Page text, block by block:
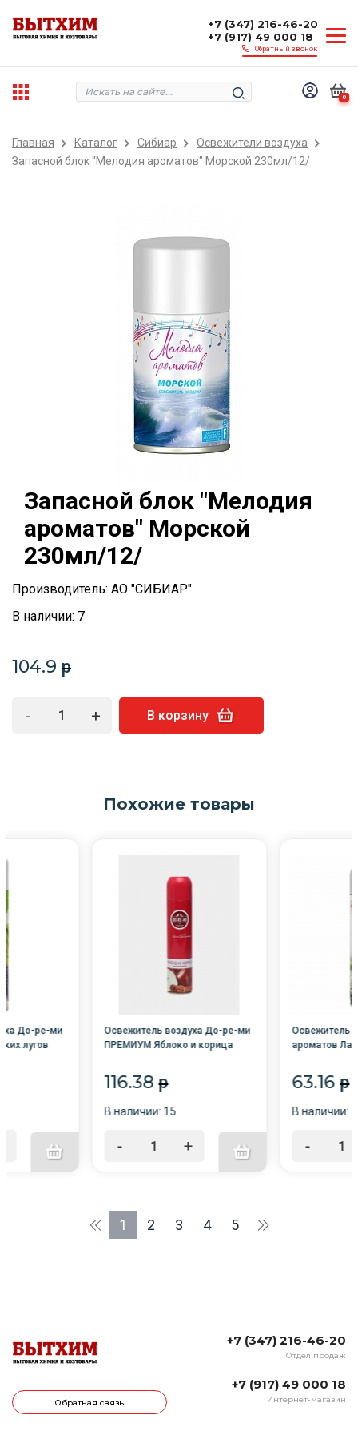
+7 (347) 216-46-20
+7 (917) 49 000 18
Обратный звонок
0
Главная Каталог Сибиар
Освежители воздуха
Запасной блок "Мелодия ароматов" Морской 230мл/12/
Запасной блок "Мелодия
ароматов" Морской
230мл/12/
Производитель: АО "СИБИАР"
В наличии: 7
104.9 p
- + В корзину
Похожие товары
До-ре-ми
лугов
Освежитель воздуха До-ре-ми
ПРЕМИУМ Яблоко и корица
116.38 p
В наличии: 15
- +
Освежитель
ароматов
63.16 p
В наличии: 7
-
1 2 3 4 5
Обратная связь
+7 (347) 216-46-20
Отдел продаж
+7 (917) 49 000 18
Интернет-магазин